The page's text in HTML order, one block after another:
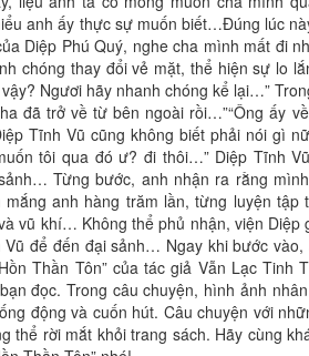
anh ấy thực sự muốn biết…Đúng lúc
Diệp Phú Quý, nghe cha mình mất đi
chóng thay đổi vẻ mặt, thể hiện sự lo
Ngươi hãy nhanh chóng kể lại…”
đã trở về từ bên ngoài rồi…”“Ông ấy
Tĩnh Vũ cũng không biết phải nói gì
tôi qua đó ư? đi thôi…” Diệp Tĩnh
Từng bước, anh nhận ra rằng
anh hàng trăm lần, từng luyện tập
vũ khí… Không thể phủ nhận, viện Diệp
để đến đại sảnh… Ngay khi bước
Thần Tôn” của tác giả Vẫn Lạc Tinh
đọc. Trong câu chuyện, hình ảnh
động và cuốn hút. Câu chuyện với
thể rời mắt khỏi trang sách. Hãy cùng